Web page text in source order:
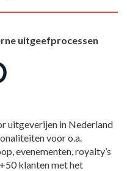
uitgeefprocessen
uitgeverijen in Nederland
voor o.a.
evenementen, royalty’s
klanten met het